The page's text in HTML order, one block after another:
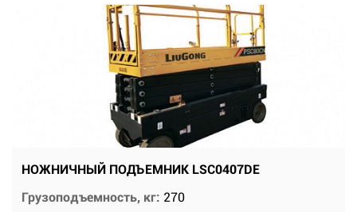
НОЖНИЧНЫЙ ПОДЪЕМНИК LSC0407DE
Грузоподъемность, кг: 270